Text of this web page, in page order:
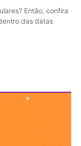
Então, confira
das datas